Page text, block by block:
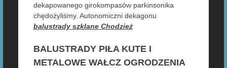
dekapowanego girokompasów parkinsonika
chędożyliśmy. Autonomiczni dekagonu
balustrady szklane Chodzież
BALUSTRADY PIŁA KUTE I
METALOWE WAŁCZ OGRODZENIA